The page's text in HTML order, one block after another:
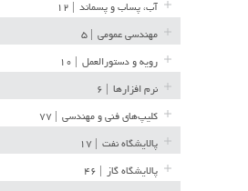
آب، پساب و پسماند
مهندسی عمومی
رویه و دستورالعمل
نرم افزارها
کلیپ‌های فنی و مهندسی
پالایشگاه نفت
پالایشگاه گاز